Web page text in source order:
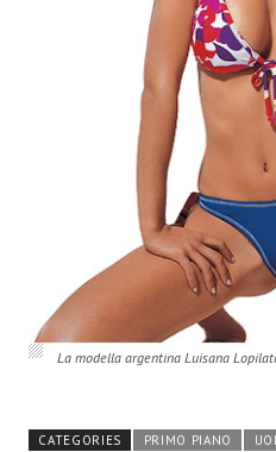
La modella argentina Luisana
CATEGORIES PRIMO PIANO